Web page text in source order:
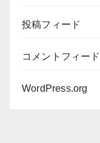
投稿フィード
コメントフィード
WordPress.org